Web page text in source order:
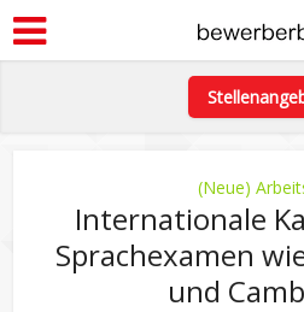
(Neue)
Internationale
Sprachexamen
und